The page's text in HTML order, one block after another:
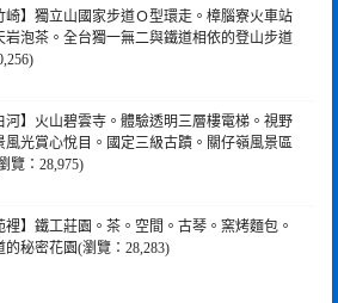
崎】獨立山國家步道Ｏ型環走。樟腦寮火車站
岩泡茶。全台獨一無二與鐵道相依的登山步道
河】火山碧雲寺。體驗透明三層樓電梯。視野
風光賞心悅目。國定三級古蹟。關仔嶺風景區
覽：28,975)
裡】鐵工莊園。茶。空間。古琴。窯烤麵包。
的秘密花園(瀏覽：28,283)